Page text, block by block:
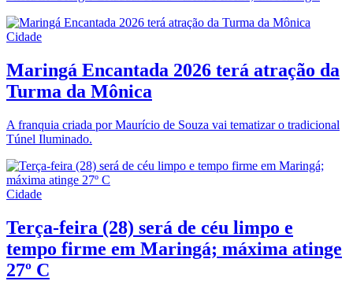
Cidade
Maringá Encantada 2026 terá atração da
Turma da Mônica
A franquia criada por Maurício de Souza vai tematizar o tradicional
Túnel Iluminado.
Cidade
Terça-feira (28) será de céu limpo e
tempo firme em Maringá; máxima atinge
27º C